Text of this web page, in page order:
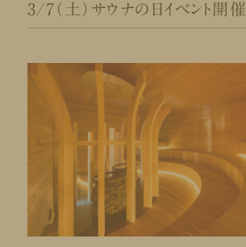
3/7（土）サウナの日イベント開催